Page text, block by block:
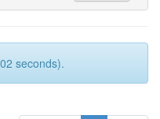
seconds).